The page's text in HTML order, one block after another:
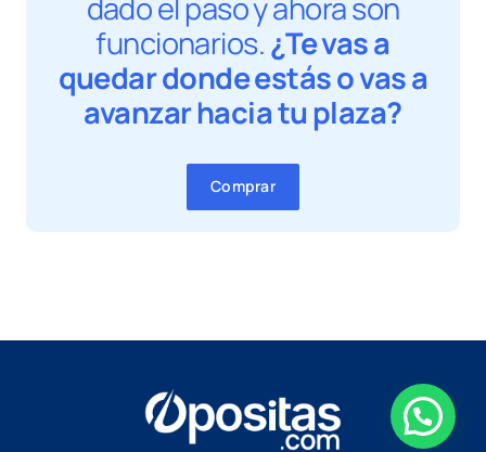
dado el paso y ahora son
funcionarios.¿Te vas a
quedar donde estás o vas a
avanzar hacia tu plaza?
Comprar